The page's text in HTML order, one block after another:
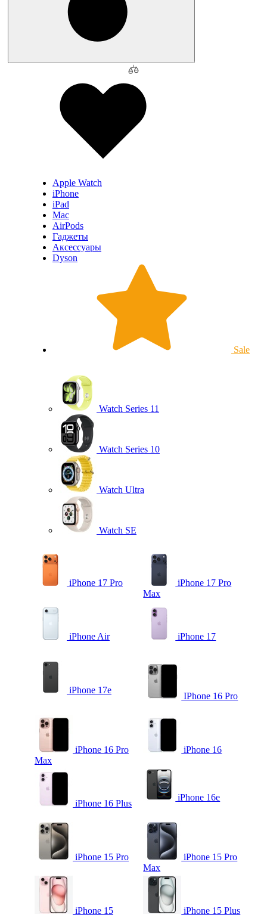
Apple Watch
iPhone
iPad
Mac
AirPods
Гаджеты
Аксессуары
Dyson
Sale
Watch Series 11
Watch Series 10
Watch Ultra
Watch SE
iPhone 17 Pro
iPhone 17 Pro
Max
iPhone Air iPhone 17
iPhone 17e
IPhone 16 Pro
iPhone 16 Pro
Max
iPhone 16
iPhone 16 Plus
iPhone 16e
iPhone 15 Pro
iPhone 15 Pro
Max
iPhone 15 iPhone 15 Plus